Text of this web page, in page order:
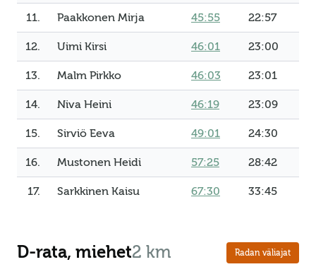
11. Paakkonen Mirja 45:55 22:57
12. Uimi Kirsi 46:01 23:00
13. Malm Pirkko 46:03 23:01
14. Niva Heini 46:19 23:09
15. Sirviö Eeva 49:01 24:30
16. Mustonen Heidi 57:25 28:42
17. Sarkkinen Kaisu 67:30 33:45
D-rata, miehet2 km Radan väliajat